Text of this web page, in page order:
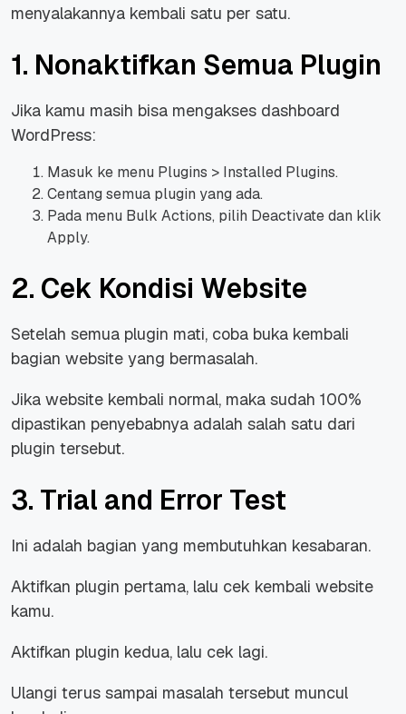
menyalakannya kembali satu per satu.
1. Nonaktifkan Semua Plugin
Jika kamu masih bisa mengakses dashboard
WordPress:
Masuk ke menu Plugins > Installed Plugins.
Centang semua plugin yang ada.
Pada menu Bulk Actions, pilih Deactivate dan klik
Apply.
2. Cek Kondisi Website
Setelah semua plugin mati, coba buka kembali
bagian website yang bermasalah.
Jika website kembali normal, maka sudah 100%
dipastikan penyebabnya adalah salah satu dari
plugin tersebut.
3. Trial and Error Test
Ini adalah bagian yang membutuhkan kesabaran.
Aktifkan plugin pertama, lalu cek kembali website
kamu.
Aktifkan plugin kedua, lalu cek lagi.
Ulangi terus sampai masalah tersebut muncul